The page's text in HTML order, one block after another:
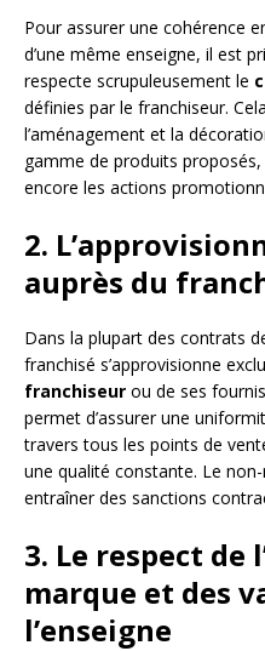
Pour assurer une cohérence
d’une même enseigne, il est
respecte scrupuleusement le
définies par le franchiseur.
l’aménagement et la
gamme de produits
encore les actions
2.
auprès du
Dans la plupart des contrats
franchisé s’approvisionne
franchiseur ou de ses
permet d’assurer une
travers tous les points de
une qualité constante. Le
entraîner des sanctions
3. Le respect de
marque et des
l’enseigne